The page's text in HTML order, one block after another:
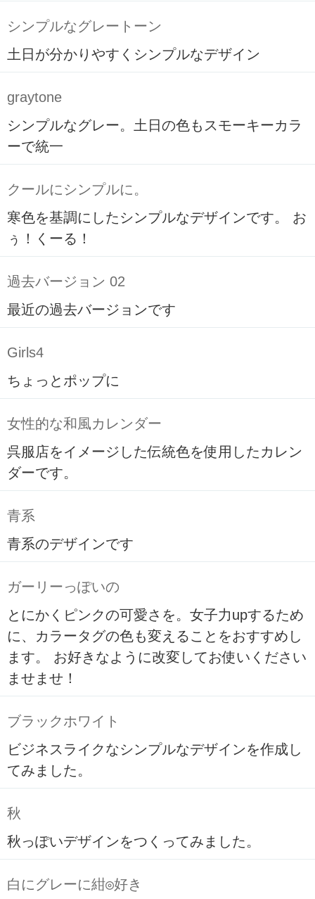
シンプルなグレートーン
土日が分かりやすくシンプルなデザイン
graytone
シンプルなグレー。土日の色もスモーキーカラ
ーで統一
クールにシンプルに。
寒色を基調にしたシンプルなデザインです。 お
ぅ！くーる！
過去バージョン 02
最近の過去バージョンです
Girls4
ちょっとポップに
女性的な和風カレンダー
呉服店をイメージした伝統色を使用したカレン
ダーです。
青系
青系のデザインです
ガーリーっぽいの
とにかくピンクの可愛さを。女子力upするため
に、カラータグの色も変えることをおすすめし
ます。 お好きなように改変してお使いください
ませませ！
ブラックホワイト
ビジネスライクなシンプルなデザインを作成し
てみました。
秋
秋っぽいデザインをつくってみました。
白にグレーに紺◎好き